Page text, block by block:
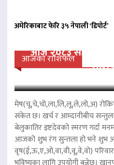
अमेरिकाबाट फेरि ३५ नेपाली ‘डिपोर्ट’
आजको राशिफल
आज २०८३ साल साउन
मेष(चू,चे,चो,ला,लि,लू,ले,लो,अ)
संकेत छ। खर्च र आम्दानीबीच
बेलुकातिर इष्टदेवको स्मरण गर्दा
आजको शुभ रंग सुन्तला हो भने शुभ
वृष(ई,ऊ,ए,ओ,वा,वी,वू,वे,वो)